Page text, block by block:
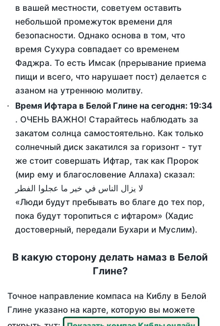
в вашей местности, советуем оставить
небольшой промежуток времени для
безопасности. Однако основа в том, что
время Сухура совпадает со временем
Фаджра. То есть Имсак (прерывание приема
пищи и всего, что нарушает пост) делается с
азаном на утреннюю молитву.
Время Ифтара в Белой Глине на сегодня: 19:34
. ОЧЕНЬ ВАЖНО! Старайтесь наблюдать за
закатом солнца самостоятельно. Как только
солнечный диск закатился за горизонт - тут
же стоит совершать Ифтар, так как Пророк
(мир ему и благословение Аллаха) сказал:
لا يزال الناس في خير ما عجلوا الفطر
«Люди будут пребывать во благе до тех пор,
пока будут торопиться с ифтаром» (Хадис
достоверный, передали Бухари и Муслим).
В какую сторону делать намаз в Белой
Глине?
Точное направление компаса на Киблу в Белой
Глине указано на карте, которую вы можете